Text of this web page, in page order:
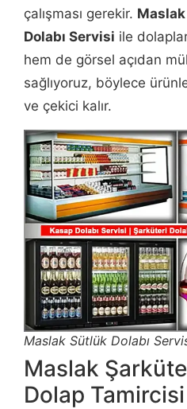
çalışması gerekir.
Dolabı Servisi ile
hem de görsel açıdan
sağlıyoruz, böylece
ve çekici kalır.
Maslak Sütlük Dolabı
Maslak
Dolap Tamircisi